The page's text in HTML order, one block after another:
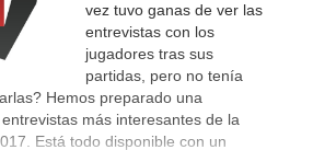
vez tuvo ganas de ver las
entrevistas con los
jugadores tras sus
partidas, pero no tenía
Hemos preparado una
más interesantes de la
Está todo disponible con un